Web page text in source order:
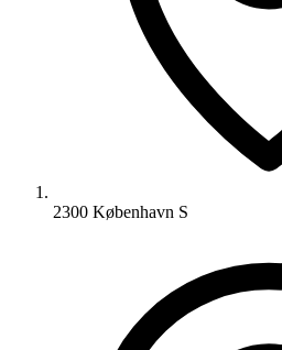
2300 København S